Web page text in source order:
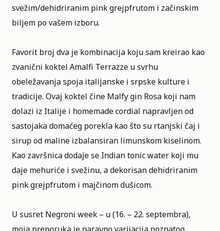
svežim/dehidriranim pink grejpfrutom i začinskim
biljem po vašem izboru.
Favorit broj dva je kombinacija koju sam kreirao kao
zvanični koktel Amalfi Terrazze u svrhu
obeležavanja spoja italijanske i srpske kulture i
tradicije. Ovaj koktel čine Malfy gin Rosa koji nam
dolazi iz Italije i homemade cordial napravljen od
sastojaka domaćeg porekla kao što su rtanjski čaj i
sirup od maline izbalansiran limunskom kiselinom.
Kao završnica dodaje se Indian tonic water koji mu
daje mehuriće i svežinu, a dekorisan dehidriranim
pink grejpfrutom i majčinom dušicom.
U susret Negroni week – u(16. – 22. septembra),